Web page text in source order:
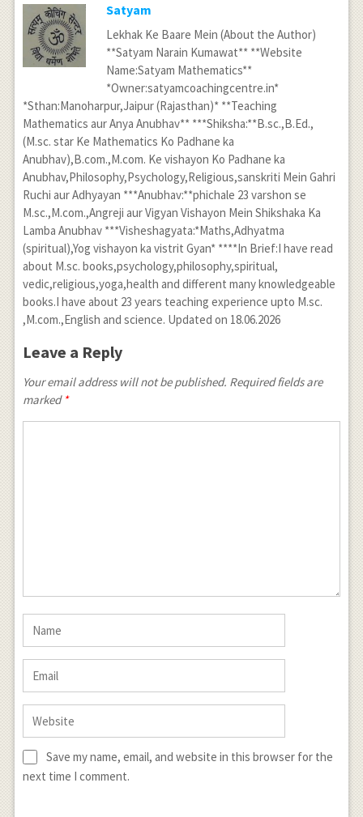
Satyam
Lekhak Ke Baare Mein (About the Author)
**Satyam Narain Kumawat** **Website
Name:Satyam Mathematics**
*Owner:satyamcoachingcentre.in*
*Sthan:Manoharpur,Jaipur (Rajasthan)* **Teaching
Mathematics aur Anya Anubhav** ***Shiksha:**B.sc.,B.Ed.,
(M.sc. star Ke Mathematics Ko Padhane ka
Anubhav),B.com.,M.com. Ke vishayon Ko Padhane ka
Anubhav,Philosophy,Psychology,Religious,sanskriti Mein Gahri
Ruchi aur Adhyayan ***Anubhav:**phichale 23 varshon se
M.sc.,M.com.,Angreji aur Vigyan Vishayon Mein Shikshaka Ka
Lamba Anubhav ***Visheshagyata:*Maths,Adhyatma
(spiritual),Yog vishayon ka vistrit Gyan* ****In Brief:I have read
about M.sc. books,psychology,philosophy,spiritual,
vedic,religious,yoga,health and different many knowledgeable
books.I have about 23 years teaching experience upto M.sc.
,M.com.,English and science. Updated on 18.06.2026
Leave a Reply
Your email address will not be published. Required fields are
marked *
Save my name, email, and website in this browser for the
next time I comment.